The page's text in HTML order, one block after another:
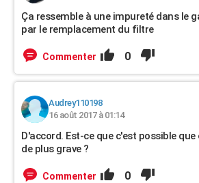
Ça ressemble à une impureté dans le
par le remplacement du filtre
Commenter 0
Audrey110198
16 août 2017 à 01:14
D'accord. Est-ce que c'est possible
de plus grave ?
Commenter 0